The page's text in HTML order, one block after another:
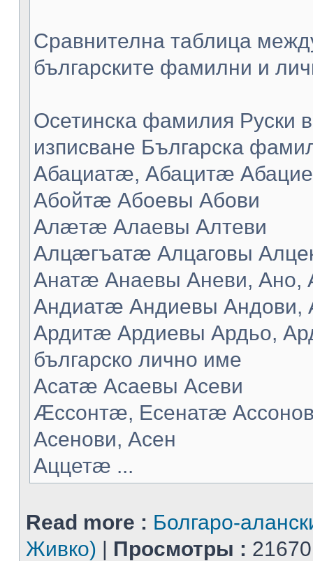
Сравнителна таблица
българските фамилни и
Осетинска фамилия Руски
изписване Българска
Абациатæ, Абацитæ
Абойтæ Абоевы Абови
Алæтæ Алаевы Алтеви
Алцæгъатæ Алцаговы
Анатæ Анаевы Аневи, Ано,
Андиатæ Андиевы Андови,
Ардитæ Ардиевы Ардьо,
българско лично име
Асатæ Асаевы Асеви
Æссонтæ, Есенатæ
Асенови, Асен
Аццетæ ...
Read more : Болгаро-
Живко) | Просмотры :